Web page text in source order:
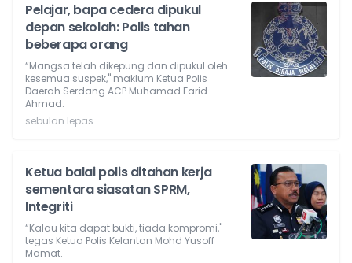
Pelajar, bapa cedera dipukul
depan sekolah: Polis tahan
beberapa orang
“Mangsa telah dikepung dan dipukul oleh
kesemua suspek," maklum Ketua Polis
Daerah Serdang ACP Muhamad Farid
Ahmad.
sebulan lepas
Ketua balai polis ditahan kerja
sementara siasatan SPRM,
Integriti
“Kalau kita dapat bukti, tiada kompromi,"
tegas Ketua Polis Kelantan Mohd Yusoff
Mamat.